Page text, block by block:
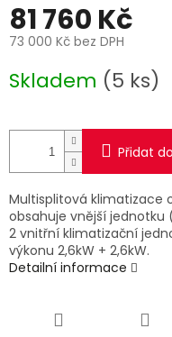
81 760 Kč
73 000 Kč bez DPH
cena:
Skladem (5 ks)
Přidat
Multisplitová klimatizace
obsahuje vnější jednotku
2 vnitřní klimatizační
výkonu 2,6kW + 2,6kW.
Detailní informace